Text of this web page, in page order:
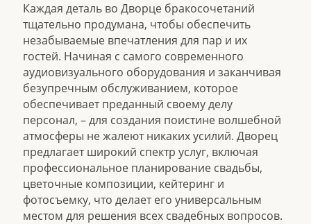
Каждая деталь во Дворце бракосочетаний
тщательно продумана, чтобы обеспечить
незабываемые впечатления для пар и их
гостей. Начиная с самого современного
аудиовизуального оборудования и заканчивая
безупречным обслуживанием, которое
обеспечивает преданный своему делу
персонал, – для создания поистине волшебной
атмосферы не жалеют никаких усилий. Дворец
предлагает широкий спектр услуг, включая
профессиональное планирование свадьбы,
цветочные композиции, кейтеринг и
фотосъемку, что делает его универсальным
местом для решения всех свадебных вопросов.